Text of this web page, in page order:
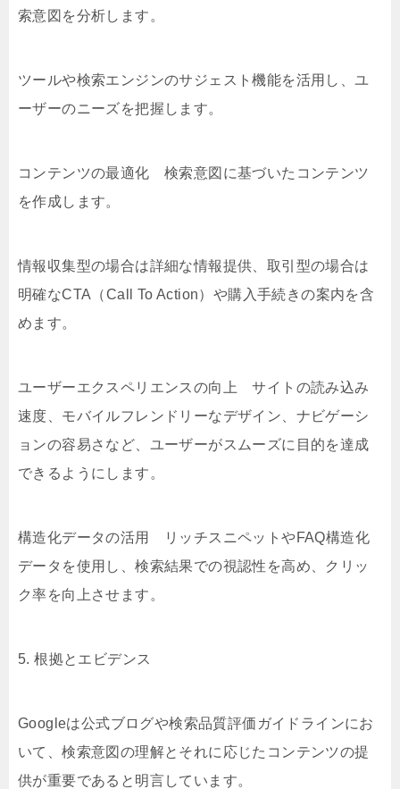
索意図を分析します。
ツールや検索エンジンのサジェスト機能を活用し、ユ
ーザーのニーズを把握します。
コンテンツの最適化 検索意図に基づいたコンテンツ
を作成します。
情報収集型の場合は詳細な情報提供、取引型の場合は
明確なCTA（Call To Action）や購入手続きの案内を含
めます。
ユーザーエクスペリエンスの向上 サイトの読み込み
速度、モバイルフレンドリーなデザイン、ナビゲーシ
ョンの容易さなど、ユーザーがスムーズに目的を達成
できるようにします。
構造化データの活用 リッチスニペットやFAQ構造化
データを使用し、検索結果での視認性を高め、クリッ
ク率を向上させます。
5. 根拠とエビデンス
Googleは公式ブログや検索品質評価ガイドラインにお
いて、検索意図の理解とそれに応じたコンテンツの提
供が重要であると明言しています。